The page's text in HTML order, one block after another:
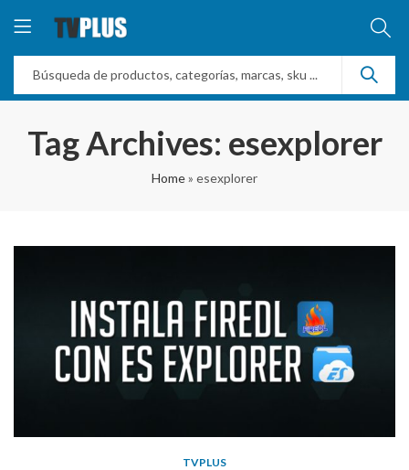
Tag Archives: esexplorer
Home» esexplorer
TVPLUS